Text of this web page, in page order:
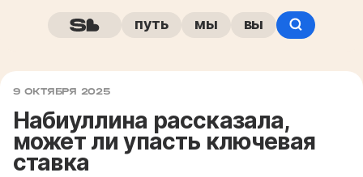
путь мы вы
9 ОКТЯБРЯ 2025
Набиуллина рассказала,
может ли упасть ключевая
ставка